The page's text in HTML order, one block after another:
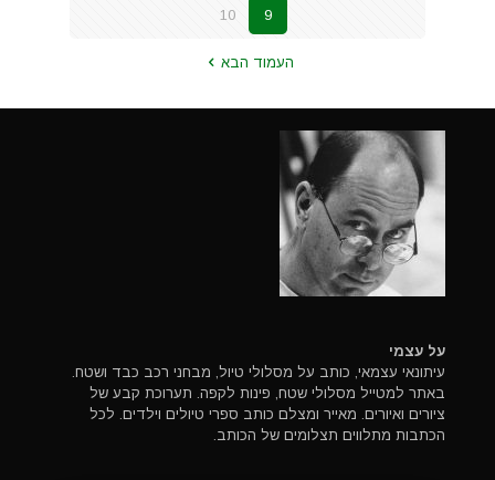
9
10
העמוד הבא
על עצמי
עיתונאי עצמאי, כותב על מסלולי טיול, מבחני רכב כבד ושטח.
באתר למטייל מסלולי שטח, פינות לקפה. תערוכת קבע של
ציורים ואיורים. מאייר ומצלם כותב ספרי טיולים וילדים. לכל
הכתבות מתלווים תצלומים של הכותב.